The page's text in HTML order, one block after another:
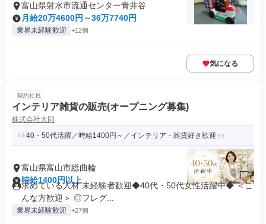
富山県射水市流通センター青井谷
月給20万4600円～36万7740円
業界未経験歓迎 +12個
気になる
契約社員
インテリア雑貨の販売(オープニング募集)
株式会社大同
40・50代活躍／時給1400円～／インテリア・雑貨好き歓迎
富山県富山市総曲輪
時給1400円以上
求めている人材 未経験者歓迎◆40代・50代女性活躍中◆ ＜こ
んな方歓迎＞ ◎フレグ...
業界未経験歓迎 +27個